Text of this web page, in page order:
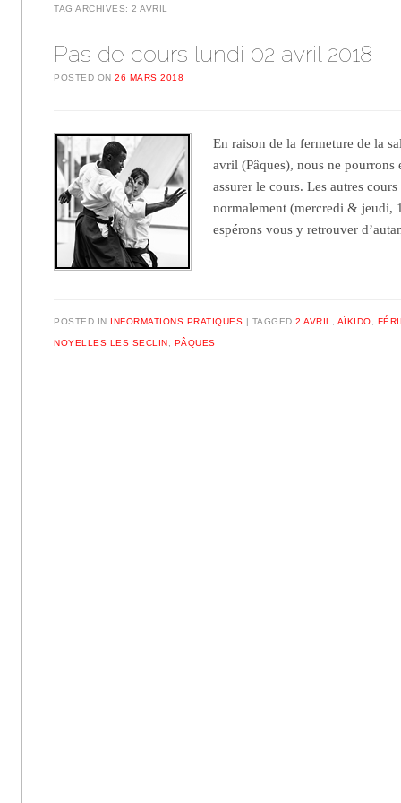
TAG ARCHIVES:2 AVRIL
Pas de cours lundi 02 avril 2018
POSTED ON26 MARS 2018
En raison de la fermeture de la
avril (Pâques), nous ne pourrons
assurer le cours. Les autres
normalement (mercredi & jeudi,
espérons vous y retrouver
POSTED IN INFORMATIONS PRATIQUES TAGGED2 AVRIL AÏKIDO
NOYELLES LES SECLIN PÂQUES